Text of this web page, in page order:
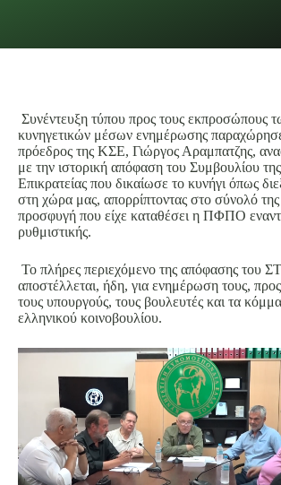
Συνέντευξη τύπου προς τους εκπροσώπους
κυνηγετικών μέσων ενημέρωσης
πρόεδρος της ΚΣΕ, Γιώργος Αραμπατζης,
με την ιστορική απόφαση του Συμβουλίου της
Επικρατείας που δικαίωσε το κυνήγι όπως
στη χώρα μας, απορρίπτοντας στο σύνολό της
προσφυγή που είχε καταθέσει η ΠΦΠΟ
ρυθμιστικής.
Το πλήρες περιεχόμενο της απόφασης του
αποστέλλεται, ήδη, για ενημέρωση τους,
τους υπουργούς, τους βουλευτές και τα
ελληνικού κοινοβουλίου.